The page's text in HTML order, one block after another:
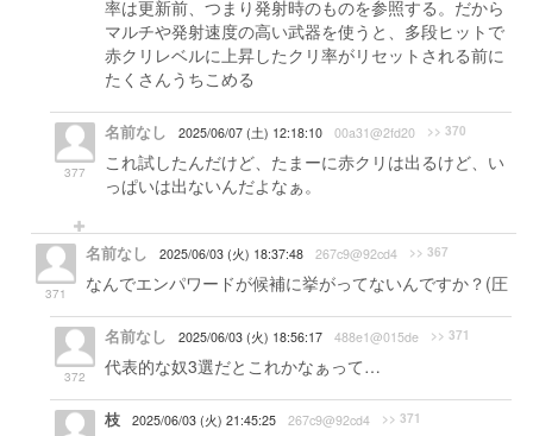
率は更新前、つまり発射時のものを参照する。だから
マルチや発射速度の高い武器を使うと、多段ヒットで
赤クリレベルに上昇したクリ率がリセットされる前に
たくさんうちこめる
377
名前なし 2025/06/07 (土) 12:18:10 00a31@2fd20 >> 370
これ試したんだけど、たまーに赤クリは出るけど、い
っぱいは出ないんだよなぁ。
371
名前なし 2025/06/03 (火) 18:37:48 267c9@92cd4 >> 367
なんでエンパワードが候補に挙がってないんですか？(圧
372
名前なし 2025/06/03 (火) 18:56:17 488e1@015de >> 371
代表的な奴3選だとこれかなぁって…
枝 2025/06/03 (火) 21:45:25 267c9@92cd4 >> 371